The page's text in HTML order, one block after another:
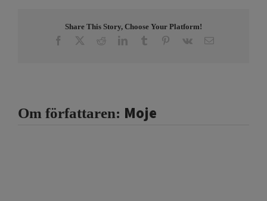
Share This Story, Choose Your Platform!
Facebook RedditLinkedInTumblr Pinterest
Vk E-
Om författaren: Moje